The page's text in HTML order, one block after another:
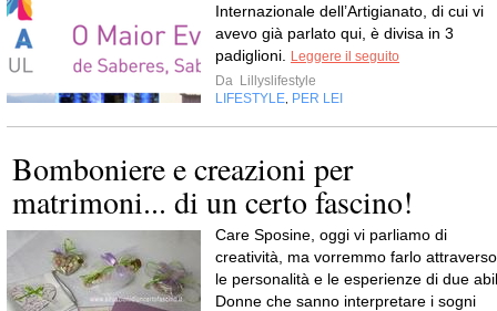
Internazionale dell’Artigianato, di cui vi
avevo già parlato qui, è divisa in 3
padiglioni.
Leggere il seguito
Da Lillyslifestyle
LIFESTYLE PER LEI
Bomboniere e creazioni per
matrimoni... di un certo fascino!
Care Sposine, oggi vi parliamo di
creatività, ma vorremmo farlo attraverso
le personalità e le esperienze di due
Donne che sanno interpretare i sogni